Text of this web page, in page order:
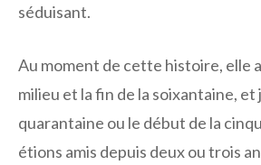
séduisant.
Au moment de cette histoire, elle
milieu et la fin de la soixantaine, et
quarantaine ou le début de la
étions amis depuis deux ou trois